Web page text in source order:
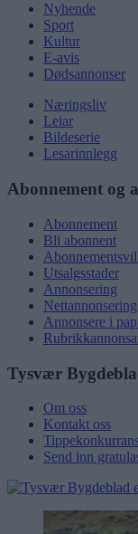
Nyhende
Sport
Kultur
E-avis
Dødsannonser
Næringsliv
Leiar
Bildeserie
Lesarinnlegg
Abonnement og
Abonnement
Bli abonnent
Utsalgsstader
Annonsering
Nettannonsering
Annonsere i
Tysvær
Om oss
Kontakt oss
Send inn